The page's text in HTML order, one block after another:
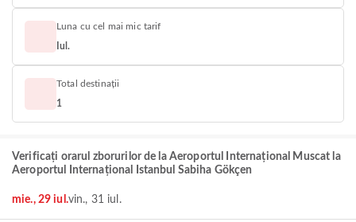
Luna cu cel mai mic tarif
Iul.
Total destinații
1
Verificați orarul zborurilor de la Aeroportul Internațional Muscat la
Aeroportul Internațional Istanbul Sabiha Gökçen
mie., 29 iul.vin., 31 iul.